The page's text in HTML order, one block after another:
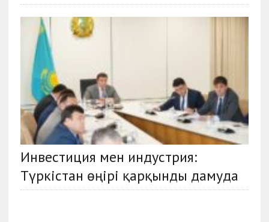
Инвестиция мен индустрия:
Түркістан өңірі қарқынды дамуда